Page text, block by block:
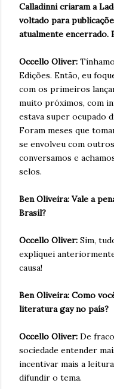
Calladinni criaram a
voltado para
atualmente
Occello Oliver:
Edições. Então, eu
com os primeiros
muito próximos, com
estava super ocupado
Foram meses que
se envolveu com
conversamos e
selos.
Ben Oliveira: Vale a
Brasil?
Occello Oliver: Sim,
expliquei
causa!
Ben Oliveira: Como
literatura gay no país?
Occello Oliver: De
sociedade entender
incentivar mais a
difundir o tema.